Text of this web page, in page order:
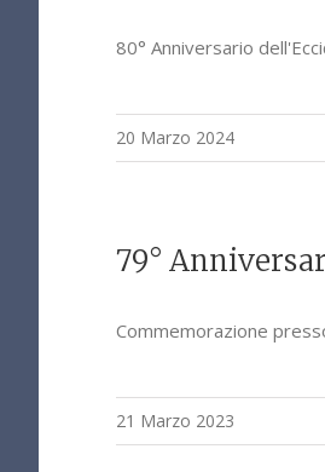
80° Anniversario
20 Marzo 2024
79°
Commemorazione
21 Marzo 2023